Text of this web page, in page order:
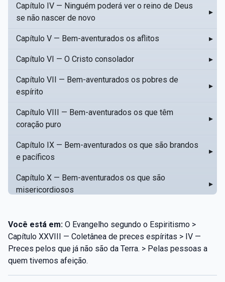
Capítulo IV — Ninguém poderá ver o reino de Deus
se não nascer de novo
▸
Capítulo V — Bem-aventurados os aflitos ▸
Capítulo VI — O Cristo consolador ▸
Capítulo VII — Bem-aventurados os pobres de
espírito
▸
Capítulo VIII — Bem-aventurados os que têm
coração puro
▸
Capítulo IX — Bem-aventurados os que são brandos
e pacíficos
▸
Capítulo X — Bem-aventurados os que são
misericordiosos
▸
Capítulo XII — Amai os vossos inimigos
Capítulo XIII — Não saiba a vossa mão esquerda o
que dê a vossa mão direita
Você está em: O Evangelho segundo o Espiritismo >
Capítulo XXVIII — Coletânea de preces espíritas > IV —
Preces pelos que já não são da Terra. > Pelas pessoas a
quem tivemos afeição.